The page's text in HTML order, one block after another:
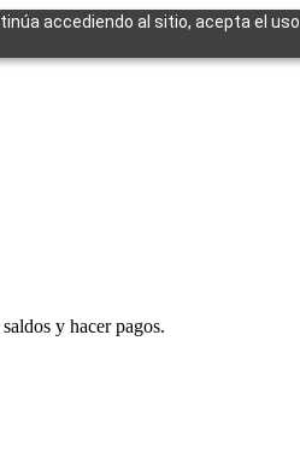
accediendo al sitio, acepta el uso
y hacer pagos.